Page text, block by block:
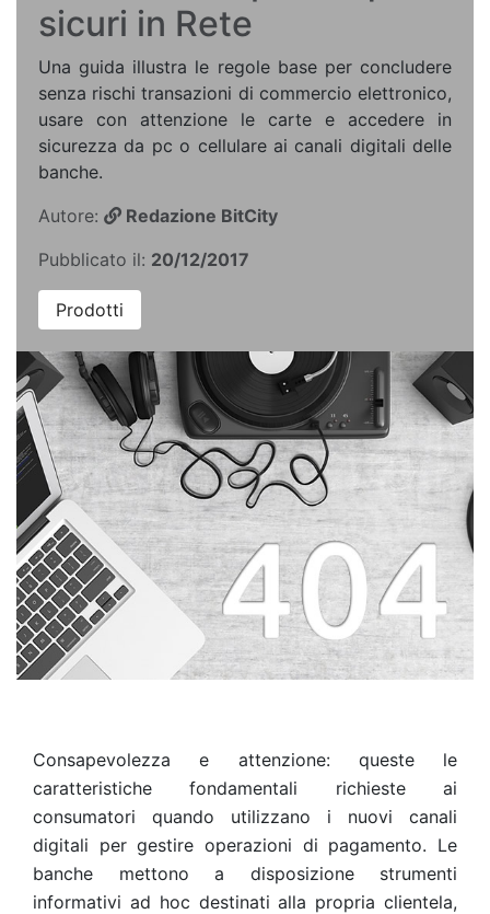
sicuri in Rete
Una guida illustra le regole base per concludere
senza rischi transazioni di commercio elettronico,
usare con attenzione le carte e accedere in
sicurezza da pc o cellulare ai canali digitali delle
banche.
Autore:
Redazione BitCity
Pubblicato il: 20/12/2017
Prodotti
Consapevolezza e attenzione: queste le
caratteristiche fondamentali richieste ai
consumatori quando utilizzano i nuovi canali
digitali per gestire operazioni di pagamento. Le
banche mettono a disposizione strumenti
informativi ad hoc destinati alla propria clientela,